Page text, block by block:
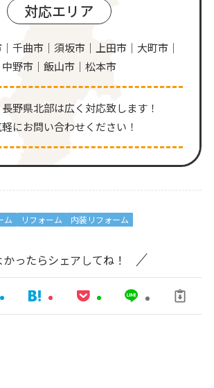
対応エリア
千曲市｜須坂市｜上田市｜大町市｜
中野市｜飯山市｜松本市
野県北部は広く対応致します！
軽にお問い合わせください！
ム リフォーム 内装リフォーム
かったらシェアしてね！